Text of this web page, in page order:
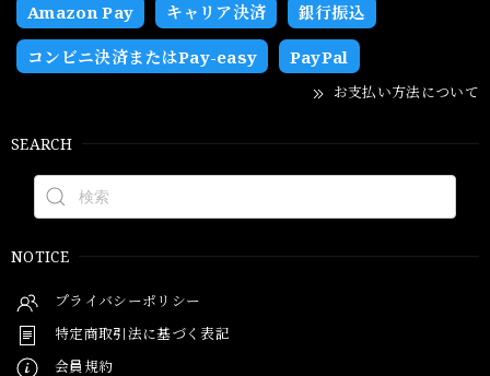
Amazon Pay キャリア決済 銀行振込
コンビニ決済またはPay-easy PayPal
お支払い方法について
SEARCH
NOTICE
プライバシーポリシー
特定商取引法に基づく表記
会員規約